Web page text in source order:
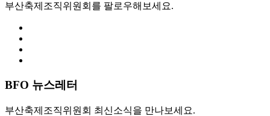
부산축제조직위원회를 팔로우해보세요.
BFO 뉴스레터
부산축제조직위원회 최신소식을 만나보세요.